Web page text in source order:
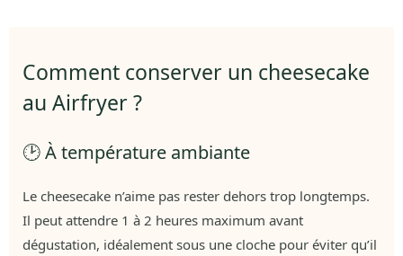
Comment conserver un cheesecake
au Airfryer ?
🕑 À température ambiante
Le cheesecake n’aime pas rester dehors trop longtemps.
Il peut attendre 1 à 2 heures maximum avant
dégustation, idéalement sous une cloche pour éviter qu’il